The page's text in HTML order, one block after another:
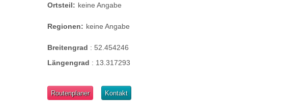
Ortsteil: keine Angabe
Regionen: keine Angabe
Breitengrad :52.454246
Längengrad : 13.317293
Routenplaner Kontakt